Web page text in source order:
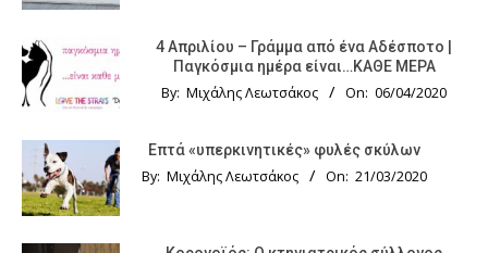
4 Απριλίου – Γράμμα από ένα Αδέσποτο |
Παγκόσμια ημέρα είναι…ΚΑΘΕ ΜΕΡΑ
By: Μιχάλης Λεωτσάκος On: 06/04/2020
Επτά «υπερκινητικές» φυλές σκύλων
By: Μιχάλης Λεωτσάκος On: 21/03/2020